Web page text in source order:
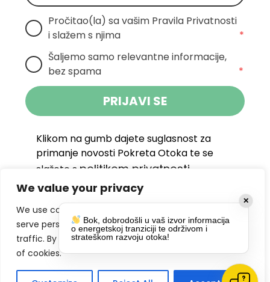
We value your privacy
We use cookies to enhance your browsing experience,
serve personalized ads or content, and analyze our
traffic. By clicking "Accept All", you consent to our use
of cookies.
Pročitao(la) sa vašim Pravila Privatnosti
i slažem s njima
*
Šaljemo samo relevantne informacije,
bez spama
*
PRIJAVI SE
Klikom na gumb dajete suglasnost za
primanje novosti Pokreta Otoka te se
slažete s politikom privatnosti.
DRUŠTVENE MREŽE ✕
Bok, dobrodošli u vaš izvor informacija
o energetskoj tranziciji te održivom i
strateškom razvoju otoka!